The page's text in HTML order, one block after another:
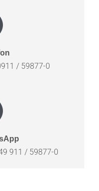
/ 59877-0
911 / 59877-0